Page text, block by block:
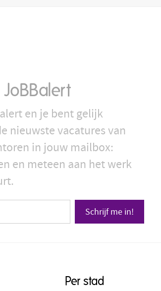
JoBBalert
en je bent gelijk
nieuwste vacatures van
in jouw mailbox:
en meteen aan het werk
Schrijf me in!
Per stad